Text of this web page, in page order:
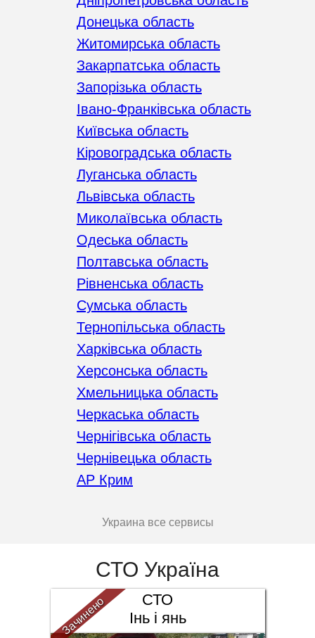
Донецька область
Житомирська область
Закарпатська область
Запорізька область
Івано-Франківська область
Київська область
Кіровоградська область
Луганська область
Львівська область
Миколаївська область
Одеська область
Полтавська область
Рівненська область
Сумська область
Тернопільська область
Харківська область
Херсонська область
Хмельницька область
Черкаська область
Чернігівська область
Чернівецька область
АР Крим
Украина все сервисы
СТО Україна
СТО
Інь і янь
Зачинено